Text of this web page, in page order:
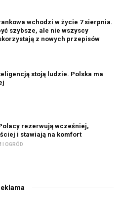
wchodzi w życie 7 sierpnia.
szybsze, ale nie wszyscy
z nowych przepisów
stoją ludzie. Polska ma
rezerwują wcześniej,
i stawiają na komfort
I OGRÓD